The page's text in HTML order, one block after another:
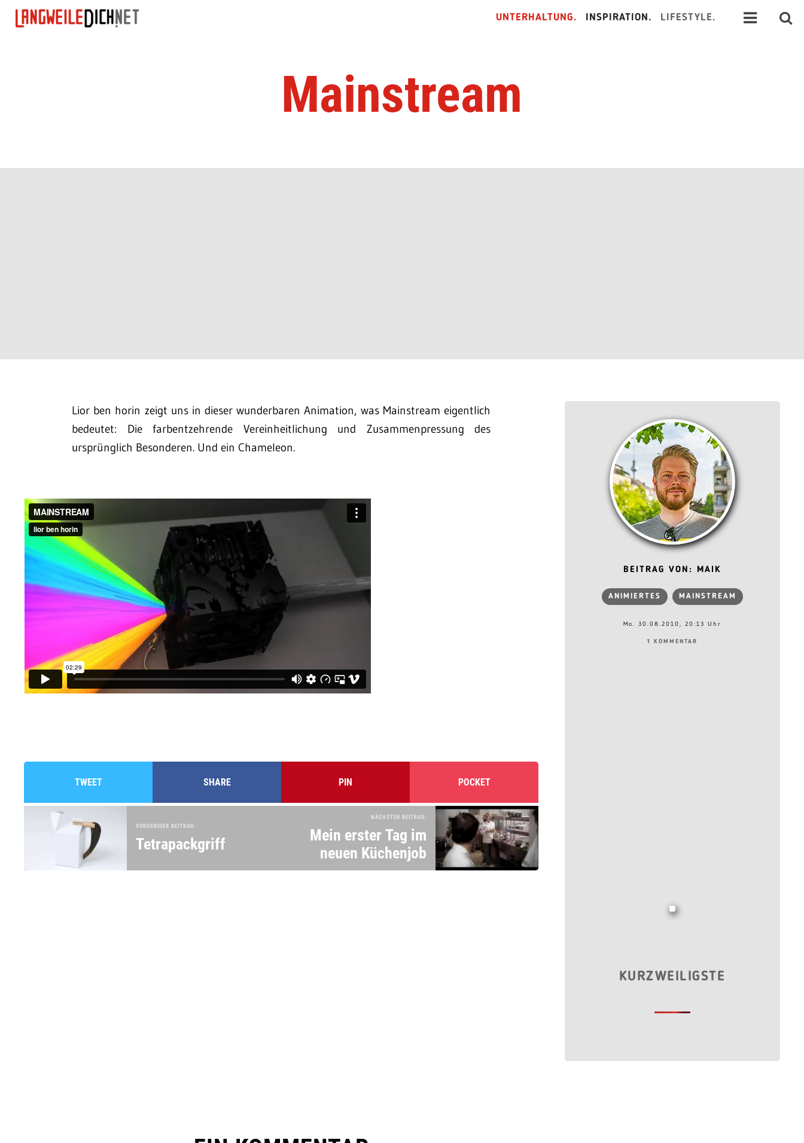
UNTERHALTUNG. INSPIRATION. LIFESTYLE.
Mainstream
Lior ben horin zeigt uns in dieser wunderbaren Animation, was Mainstream eigentlich
bedeutet: Die farbentzehrende Vereinheitlichung und Zusammenpressung des
ursprünglich Besonderen. Und ein Chameleon.
TWEET SHARE PIN POCKET
VORHERIGER BEITRAG:
Tetrapackgriff
NÄCHSTER BEITRAG:
Mein erster Tag im
neuen Küchenjob
BEITRAG VON: MAIK
ANIMIERTES MAINSTREAM
Mo. 30.08.2010, 20:13 Uhr
1 KOMMENTAR
KURZWEILIGSTE